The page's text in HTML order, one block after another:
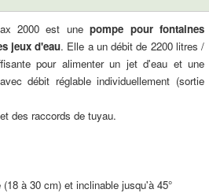
2000 est unepompe pour fontaines
jeux d'eau. Elle a un débit de 2200 litres /
pour alimenter un jet d'eau et une
débit réglable individuellement (sortie
des raccords de tuyau.
à 30 cm) et inclinable jusqu'à 45°